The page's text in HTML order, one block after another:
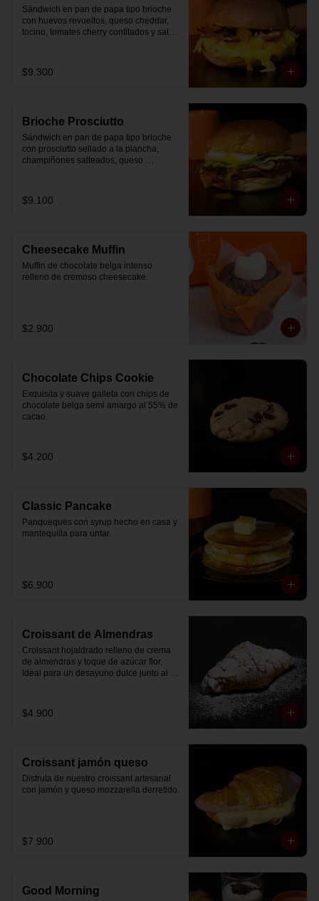
Sándwich en pan de papa tipo brioche
con huevos revueltos, queso cheddar,
tocino, tomates cherry confitados y salsa
$9.300
Brioche Prosciutto
Sándwich en pan de papa tipo brioche
con prosciutto sellado a la plancha,
champiñones salteados, queso
$9.100
Cheesecake Muffin
Muffin de chocolate belga intenso
relleno de cremoso cheesecake.
$2.900
Chocolate Chips Cookie
Exquisita y suave galleta con chips de
chocolate belga semi amargo al 55% de
cacao.
$4.200
Classic Pancake
Panqueques con syrup hecho en casa y
mantequilla para untar.
$6.900
Croissant de Almendras
Croissant hojaldrado relleno de crema
de almendras y toque de azúcar flor.
Ideal para un desayuno dulce junto al
$4.900
Croissant jamón queso
Disfruta de nuestro croissant artesanal
con jamón y queso mozzarella derretido.
$7.900
Good Morning